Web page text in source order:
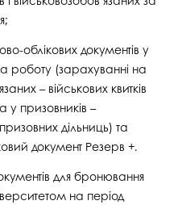
облікових документів у
роботу (зарахуванні на
– військових квитків
у призовників –
дільниць) та
документ Резерв +.
для бронювання
на період